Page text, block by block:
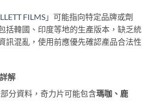
FILMS」 可能指向特定品牌或劑
括韓國、印度等地的生產版本，缺乏統
訊混亂，使用前應優先確認產品合法性
解
分資料，奇力片可能包含瑪咖、鹿